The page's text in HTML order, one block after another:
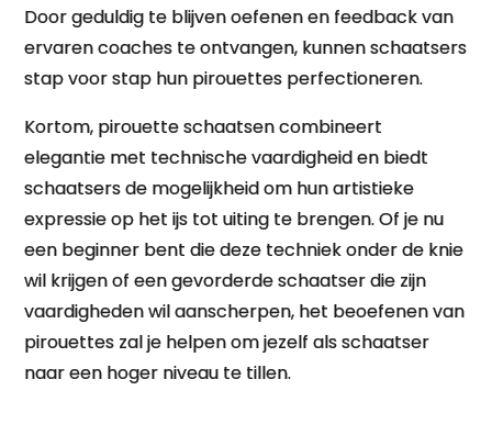
Door geduldig te blijven oefenen en feedback van
ervaren coaches te ontvangen, kunnen schaatsers
stap voor stap hun pirouettes perfectioneren.
Kortom, pirouette schaatsen combineert
elegantie met technische vaardigheid en biedt
schaatsers de mogelijkheid om hun artistieke
expressie op het ijs tot uiting te brengen. Of je nu
een beginner bent die deze techniek onder de knie
wil krijgen of een gevorderde schaatser die zijn
vaardigheden wil aanscherpen, het beoefenen van
pirouettes zal je helpen om jezelf als schaatser
naar een hoger niveau te tillen.